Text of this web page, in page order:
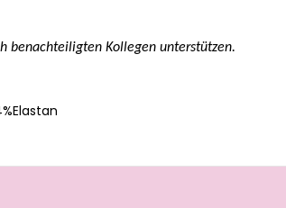
benachteiligten Kollegen unterstützen.